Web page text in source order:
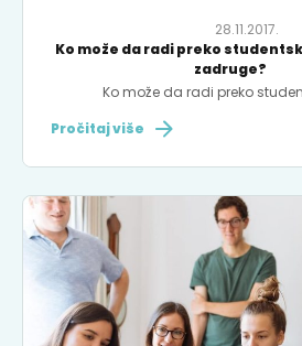
28.11.2017.
Ko može da radi preko
zadruge?
Ko može da radi preko
Pročitaj više